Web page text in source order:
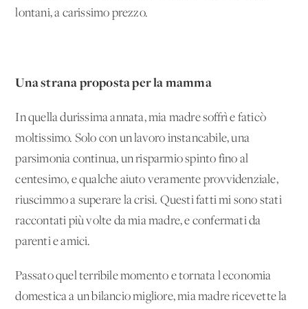
lontani, a carissimo prezzo.
Una strana proposta per la mamma
In quella durissima annata, mia madre soffrì e faticò
moltissimo. Solo con un lavoro instancabile, una
parsimonia continua, un risparmio spinto fino al
centesimo, e qualche aiuto veramente provvidenziale,
riuscimmo a superare la crisi. Questi fatti mi sono stati
raccontati più volte da mia madre, e confermati da
parenti e amici.
Passato quel terribile momento e tornata l'economia
domestica a un bilancio migliore, mia madre ricevette la